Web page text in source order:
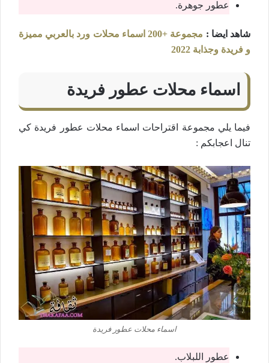
عطور جوهرة.
شاهد ايضا :
مجموعة +200 اسماء محلات ورد بالعربي مميزة
و فريدة وجذابة 2022
اسماء محلات عطور فريدة
فيما يلي مجموعة اقتراحات اسماء محلات عطور فريدة كي
تنال اعجابكم :
اسماء محلات عطور فريدة
عطور اللبلاب.